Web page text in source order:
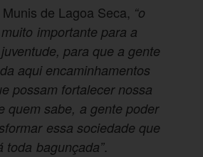
de Lagoa Seca, “o
importante para a
para que a gente
aqui encaminhamentos
possam fortalecer nossa
quem sabe, a gente poder
essa sociedade que
toda bagunçada”.